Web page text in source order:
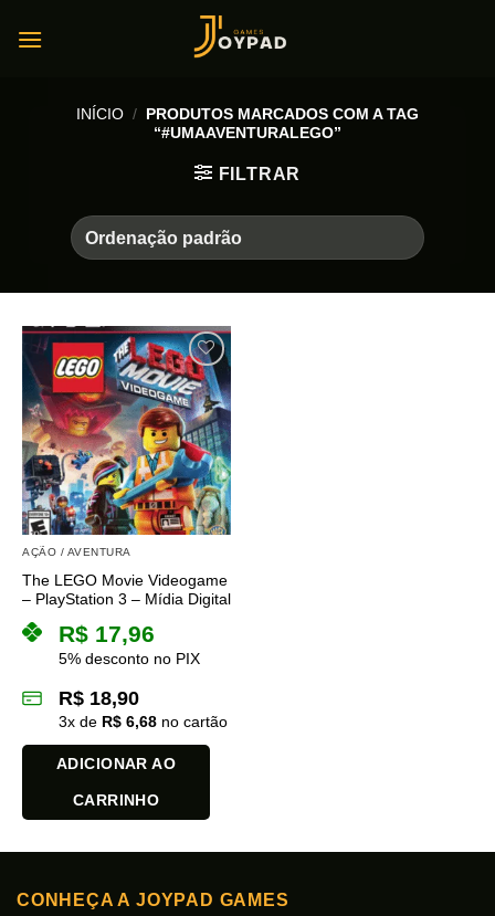
INÍCIO / PRODUTOS MARCADOS COM A TAG
“#UMAAVENTURALEGO”
FILTRAR
AÇÃO / AVENTURA
The LEGO Movie Videogame
– PlayStation 3 – Mídia Digital
R$ 17,96
5% desconto no PIX
R$ 18,90
3x de R$ 6,68 no cartão
ADICIONAR AO
CARRINHO
CONHEÇA A JOYPAD GAMES